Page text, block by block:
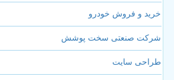
خرید و فروش خودرو
شرکت صنعتی سخت پوشش
طراحی سایت